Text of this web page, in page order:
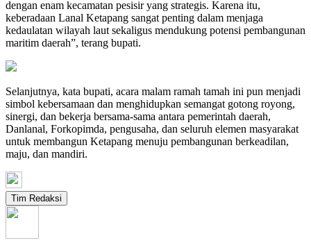
dengan enam kecamatan pesisir yang strategis. Karena itu,
keberadaan Lanal Ketapang sangat penting dalam menjaga
kedaulatan wilayah laut sekaligus mendukung potensi pembangunan
maritim daerah”, terang bupati.
Selanjutnya, kata bupati, acara malam ramah tamah ini pun menjadi
simbol kebersamaan dan menghidupkan semangat gotong royong,
sinergi, dan bekerja bersama-sama antara pemerintah daerah,
Danlanal, Forkopimda, pengusaha, dan seluruh elemen masyarakat
untuk membangun Ketapang menuju pembangunan berkeadilan,
maju, dan mandiri.
Tim Redaksi